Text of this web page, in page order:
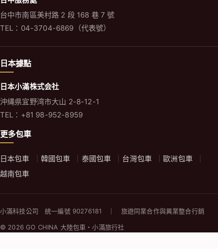
台中市南區美村路 2 段 168 巷 7 號
TEL：04-3704-6869（代表號）
日本據點
日本小滿株式会社
沖縄県宜野湾市大山 2-8-12-1
TEL：+81 98-952-8959
更多包車
日本包車 韓國包車 泰國包車 台灣包車
歐洲包車
越南包車
小滿科技公司 統一編號 90276181 ｜ 旅遊同業合作與異業整合行銷
© 2026 GO CHINA 大陸包車・小滿旅行社